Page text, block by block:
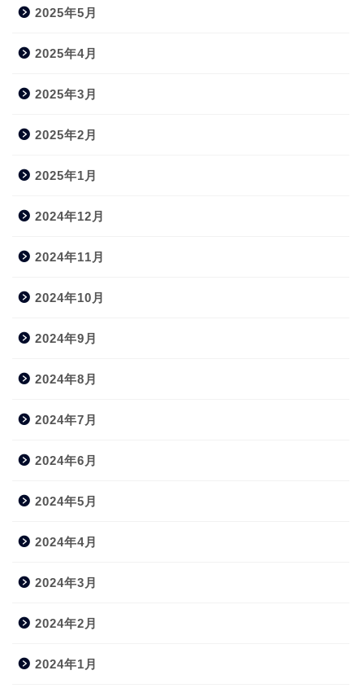
2025年5月
2025年4月
2025年3月
2025年2月
2025年1月
2024年12月
2024年11月
2024年10月
2024年9月
2024年8月
2024年7月
2024年6月
2024年5月
2024年4月
2024年3月
2024年2月
2024年1月